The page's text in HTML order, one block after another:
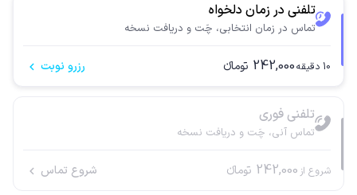
تلفنی در زمان دلخواه
تماس در زمان انتخابی، چَت و دریافت نسخه
10 دقیقه242,000 تومانء رزرو نوبت
تلفنی فوری
تماس آنی، چَت و دریافت نسخه
شروع از 242,000 تومانء شروع تماس